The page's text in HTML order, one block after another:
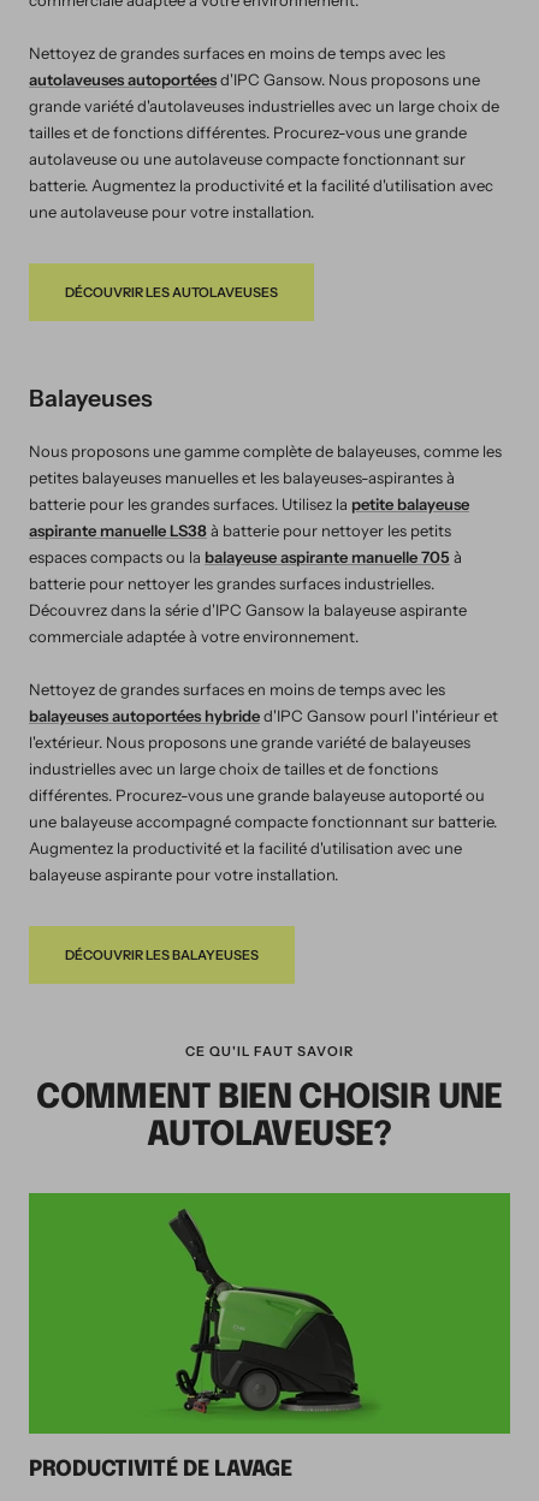
Nettoyez de grandes surfaces en moins de temps avec les
autolaveuses autoportéesd'IPC Gansow. Nous proposons une
grande variété d'autolaveuses industrielles avec un large choix de
tailles et de fonctions différentes. Procurez-vous une grande
autolaveuse ou une autolaveuse compacte fonctionnant sur
batterie. Augmentez la productivité et la facilité d'utilisation avec
une autolaveuse pour votre installation.
DÉCOUVRIR LES AUTOLAVEUSES
Balayeuses
Nous proposons une gamme complète de balayeuses, comme les
petites balayeuses manuelles et les balayeuses-aspirantes à
batterie pour les grandes surfaces. Utilisez la petite balayeuse
aspirante manuelle LS38à batterie pour nettoyer les petits
espaces compacts ou la balayeuse aspirante manuelle 705 à
batterie pour nettoyer les grandes surfaces industrielles.
Découvrez dans la série d'IPC Gansow la balayeuse aspirante
commerciale adaptée à votre environnement.
Nettoyez de grandes surfaces en moins de temps avec les
balayeuses autoportées hybrided'IPC Gansow pourl l'intérieur et
l'extérieur. Nous proposons une grande variété de balayeuses
industrielles avec un large choix de tailles et de fonctions
différentes. Procurez-vous une grande balayeuse autoporté ou
une balayeuse accompagné compacte fonctionnant sur batterie.
Augmentez la productivité et la facilité d'utilisation avec une
balayeuse aspirante pour votre installation.
DÉCOUVRIR LES BALAYEUSES
CE QU'IL FAUT SAVOIR
COMMENT BIEN CHOISIR UNE
AUTOLAVEUSE?
PRODUCTIVITÉ DE LAVAGE